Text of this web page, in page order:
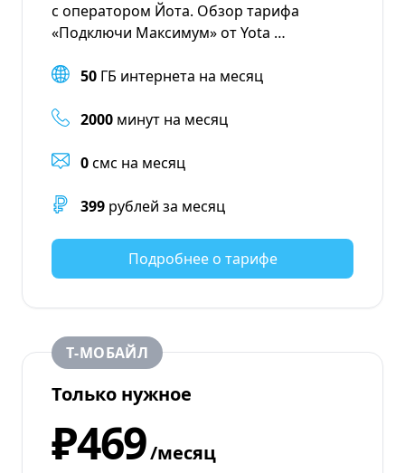
с оператором Йота. Обзор тарифа
«Подключи Максимум» от Yota …
50 ГБ интернета на месяц
2000 минут на месяц
0смс на месяц
399 рублей за месяц
Подробнее о тарифе
Т‑МОБАЙЛ
Только нужное
₽469/месяц